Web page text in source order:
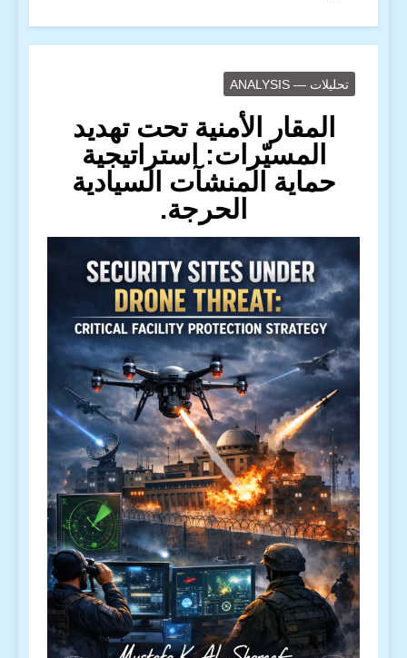
تحليلات — ANALYSIS
المقار الأمنية تحت تهديد
المسيّرات: استراتيجية
حماية المنشآت السيادية
الحرجة.